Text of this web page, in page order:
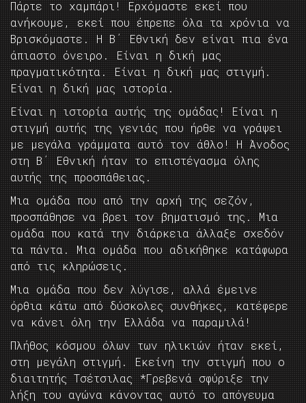
Πάρτε το χαμπάρι! Ερχόμαστε εκεί που
ανήκουμε, εκεί που έπρεπε όλα τα χρόνια να
Βρισκόμαστε. Η Β΄ Εθνική δεν είναι πια ένα
άπιαστο όνειρο. Είναι η δική μας
πραγματικότητα. Είναι η δική μας στιγμή.
Είναι η δική μας ιστορία.
Είναι η ιστορία αυτής της ομάδας! Είναι η
στιγμή αυτής της γενιάς που ήρθε να γράψει
με μεγάλα γράμματα αυτό τον άθλο! Η Άνοδος
στη Β΄ Εθνική ήταν το επιστέγασμα όλης
αυτής της προσπάθειας.
Μια ομάδα που από την αρχή της σεζόν,
προσπάθησε να βρει τον βηματισμό της. Μια
ομάδα που κατά την διάρκεια άλλαξε σχεδόν
τα πάντα. Μια ομάδα που αδικήθηκε κατάφωρα
από τις κληρώσεις.
Μια ομάδα που δεν λύγισε, αλλά έμεινε
όρθια κάτω από δύσκολες συνθήκες, κατέφερε
να κάνει όλη την Ελλάδα να παραμιλά!
Πλήθος κόσμου όλων των ηλικιών ήταν εκεί,
στη μεγάλη στιγμή. Εκείνη την στιγμή που ο
διαιτητής Τσέτσιλας *Γρεβενά σφύριξε την
λήξη του αγώνα κάνοντας αυτό το απόγευμα